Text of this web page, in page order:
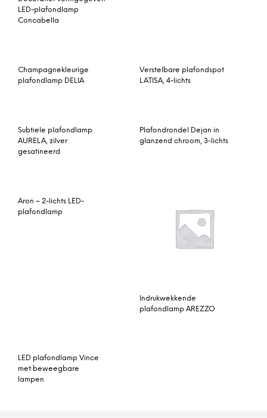
plafondlamp DELIA
Subtiele plafondlamp
AURELA, zilver
Plafondrondel Dejan in
glanzend chroom, 3-lichts
Aron – 2-lichts LED-
plafondlamp AREZZO